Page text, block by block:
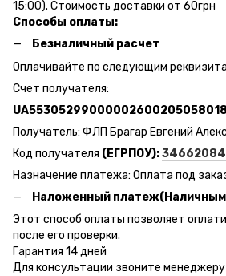
15:00). Стоимость доставки от 60грн
Способы оплаты:
Безналичный расчет
Оплачивайте по следующим
Счет получателя:
Получатель: ФЛП Брагар Евгений
Код получателя (ЕГРПОУ):
Назначение платежа: Оплата под
Наложенный
Этот способ оплаты позволяет
после его проверки.
Гарантия 14 дней
Для консультации звоните менеджеру